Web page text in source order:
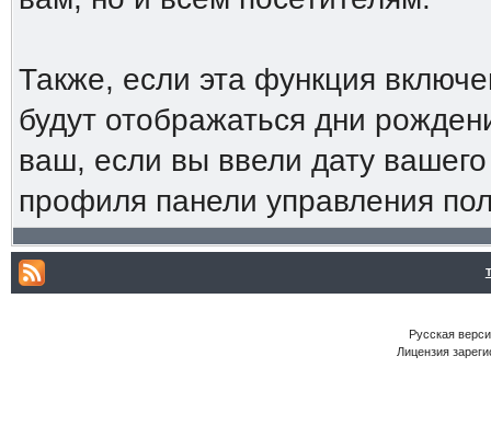
Также, если эта функция
будут отображаться дни
ваш, если вы ввели дату
профиля панели управления
Русская
Лицензия